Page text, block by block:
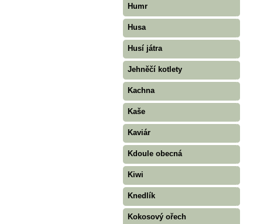
Humr
Husa
Husí játra
Jehněčí kotlety
Kachna
Kaše
Kaviár
Kdoule obecná
Kiwi
Knedlík
Kokosový ořech